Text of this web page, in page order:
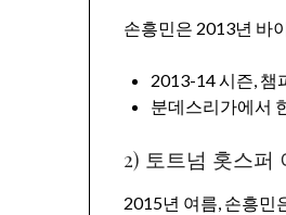
손흥민은 2013년 바
2013-14 시즌, 챔
분데스리가에서
2) 토트넘 홋스퍼
2015년 여름, 손흥민